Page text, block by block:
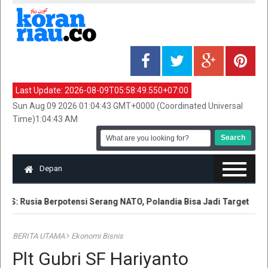
Last Update: 2026-08-09T05:58:49.550+07:00
Sun Aug 09 2026 01:04:43 GMT+0000 (Coordinated Universal
Time)1:04:43 AM
Depan
Rusia Berpotensi Serang NATO, Polandia Bisa Jadi Target
BERITA UTAMA Ekonomi Bisnis
Plt Gubri SF Hariyanto